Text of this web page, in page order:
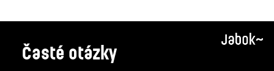
Časté otázky